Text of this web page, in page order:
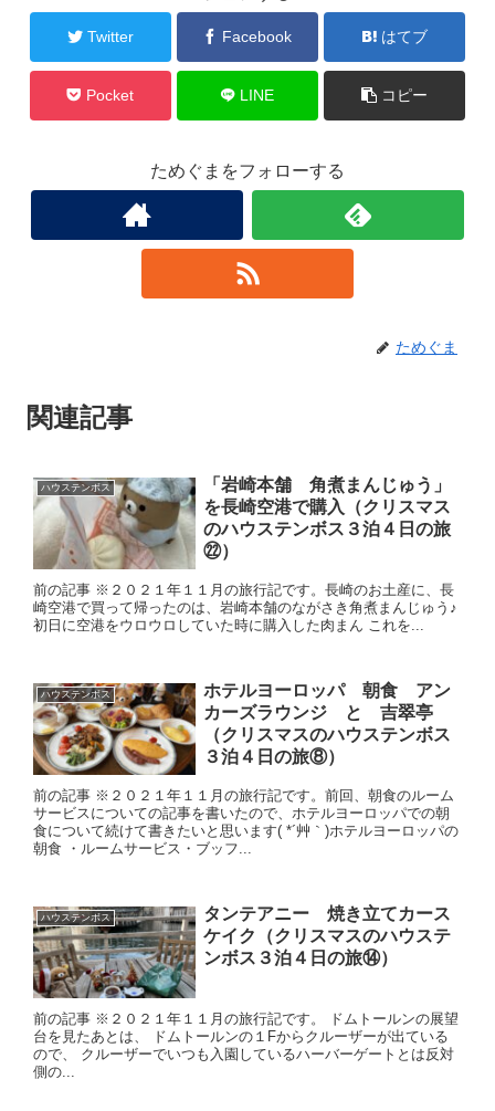
Twitter Facebook はてブ
Pocket LINE コピー
ためぐまをフォローする
ためぐま
関連記事
ハウステンボス
「岩崎本舗 角煮まんじゅう」
を長崎空港で購入（クリスマス
のハウステンボス３泊４日の旅
㉒）
前の記事 ※２０２１年１１月の旅行記です。長崎のお土産に、長
崎空港で買って帰ったのは、岩崎本舗のながさき角煮まんじゅう♪
初日に空港をウロウロしていた時に購入した肉まん これを...
ハウステンボス
ホテルヨーロッパ 朝食 アン
カーズラウンジ と 吉翠亭
（クリスマスのハウステンボス
３泊４日の旅⑧）
前の記事 ※２０２１年１１月の旅行記です。前回、朝食のルーム
サービスについての記事を書いたので、ホテルヨーロッパでの朝
食について続けて書きたいと思います( *´艸｀)ホテルヨーロッパの
朝食 ・ルームサービス・ブッフ...
ハウステンボス
タンテアニー 焼き立てカース
ケイク（クリスマスのハウステ
ンボス３泊４日の旅⑭）
前の記事 ※２０２１年１１月の旅行記です。 ドムトールンの展望
台を見たあとは、 ドムトールンの１Fからクルーザーが出ている
ので、 クルーザーでいつも入園しているハーバーゲートとは反対
側の...